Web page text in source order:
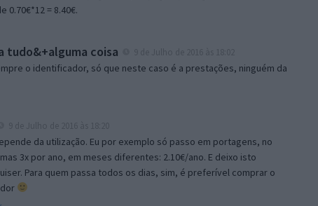
0.70€*12 = 8.40€.
tudo&+alguma coisa
o identificador, só que neste caso é a prestações, ninguém da
da utilização. Eu por exemplo só passo em portagens, no
3x por ano, em meses diferentes: 2.10€/ano. E deixo isto
Para quem passa todos os dias, sim, é preferível comprar o